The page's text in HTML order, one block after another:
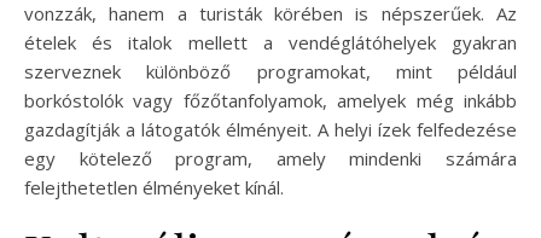
vonzzák, hanem a turisták körében is népszerűek. Az
ételek és italok mellett a vendéglátóhelyek gyakran
szerveznek különböző programokat, mint például
borkóstolók vagy főzőtanfolyamok, amelyek még inkább
gazdagítják a látogatók élményeit. A helyi ízek felfedezése
egy kötelező program, amely mindenki számára
felejthetetlen élményeket kínál.